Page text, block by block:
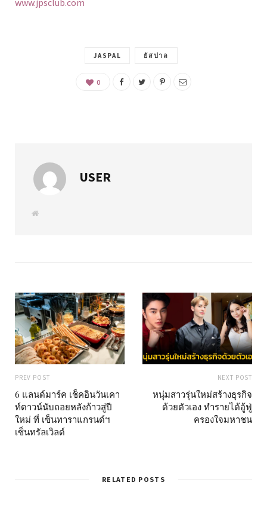
JASPAL ยัสปาล
0
USER
W
PREV POST
6 แลนด์มาร์ค เช็คอินวันเคา
ท์ดาวน์นับถอยหลังก้าวสู่ปี
ใหม่ ที่ เซ็นทาราแกรนด์ฯ
เซ็นทรัลเวิลด์
NEXT POST
หนุ่มสาวรุ่นใหม่สร้างธุรกิจ
ด้วยตัวเอง ทำรายได้อู้ฟู่
ครองใจมหาชน
RELATED POSTS